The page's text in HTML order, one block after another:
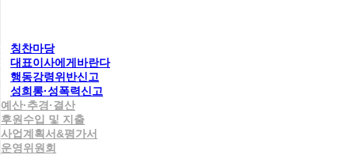
칭찬마당
대표이사에게바란다
행동강령위반신고
성희롱·성폭력신고
예산·추경·결산
후원수입 및 지출
사업계획서&평가서
운영위원회